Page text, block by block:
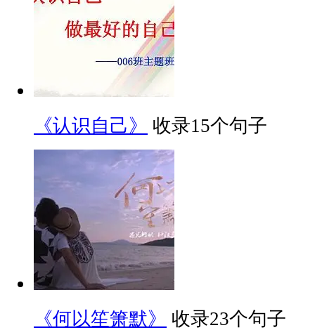
《认识自己》 收录15个句子
《何以笙箫默》 收录23个句子